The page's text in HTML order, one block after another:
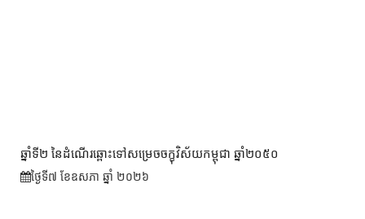
ឆ្នាំទី២ នៃដំណើរឆ្ពោះទៅសម្រេច​ចក្ខុវិស័យ​កម្ពុជា ឆ្នាំ២០៥០
ថ្ងៃទី៧ ខែ​ឧសភា ឆ្នាំ ២០២៦